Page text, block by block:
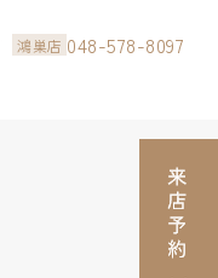
鴻巣店 048-578-8097